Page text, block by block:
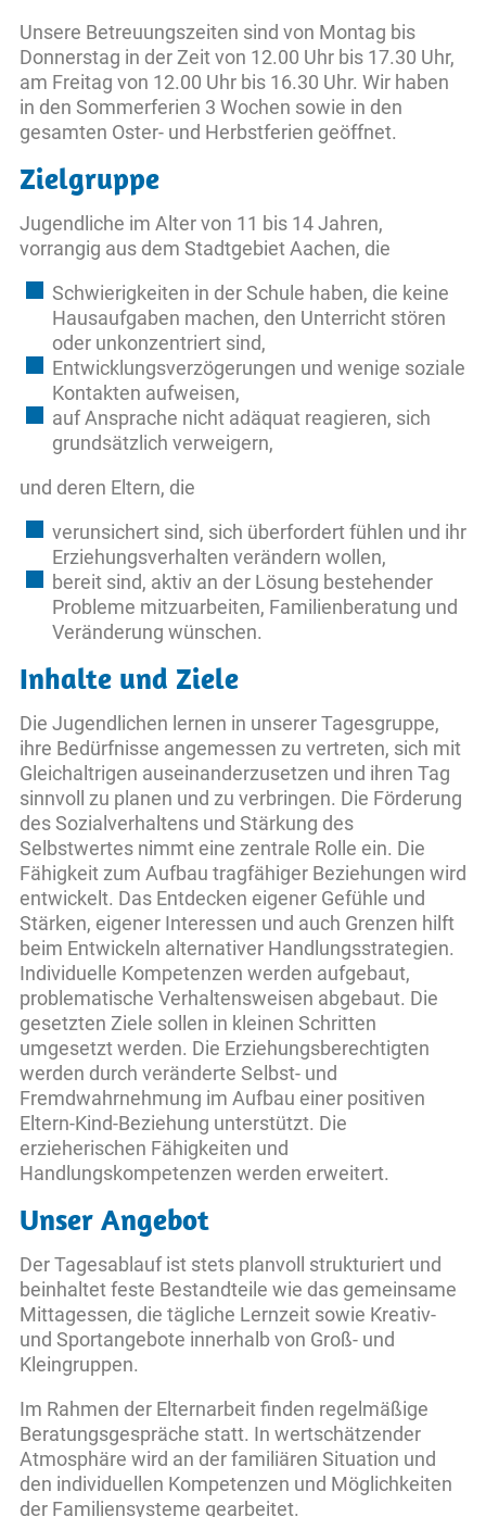
Unsere Betreuungszeiten sind von Montag bis
Donnerstag in der Zeit von 12.00 Uhr bis 17.30 Uhr,
am Freitag von 12.00 Uhr bis 16.30 Uhr. Wir haben
in den Sommerferien 3 Wochen sowie in den
gesamten Oster- und Herbstferien geöffnet.
Zielgruppe
Jugendliche im Alter von 11 bis 14 Jahren,
vorrangig aus dem Stadtgebiet Aachen, die
Schwierigkeiten in der Schule haben, die keine
Hausaufgaben machen, den Unterricht stören
oder unkonzentriert sind,
Entwicklungsverzögerungen und wenige soziale
Kontakten aufweisen,
auf Ansprache nicht adäquat reagieren, sich
grundsätzlich verweigern,
und deren Eltern, die
verunsichert sind, sich überfordert fühlen und ihr
Erziehungsverhalten verändern wollen,
bereit sind, aktiv an der Lösung bestehender
Probleme mitzuarbeiten, Familienberatung und
Veränderung wünschen.
Inhalte und Ziele
Die Jugendlichen lernen in unserer Tagesgruppe,
ihre Bedürfnisse angemessen zu vertreten, sich mit
Gleichaltrigen auseinanderzusetzen und ihren Tag
sinnvoll zu planen und zu verbringen. Die Förderung
des Sozialverhaltens und Stärkung des
Selbstwertes nimmt eine zentrale Rolle ein. Die
Fähigkeit zum Aufbau tragfähiger Beziehungen wird
entwickelt. Das Entdecken eigener Gefühle und
Stärken, eigener Interessen und auch Grenzen hilft
beim Entwickeln alternativer Handlungsstrategien.
Individuelle Kompetenzen werden aufgebaut,
problematische Verhaltensweisen abgebaut. Die
gesetzten Ziele sollen in kleinen Schritten
umgesetzt werden. Die Erziehungsberechtigten
werden durch veränderte Selbst- und
Fremdwahrnehmung im Aufbau einer positiven
Eltern-Kind-Beziehung unterstützt. Die
erzieherischen Fähigkeiten und
Handlungskompetenzen werden erweitert.
Unser Angebot
Der Tagesablauf ist stets planvoll strukturiert und
beinhaltet feste Bestandteile wie das gemeinsame
Mittagessen, die tägliche Lernzeit sowie Kreativ-
und Sportangebote innerhalb von Groß- und
Kleingruppen.
Im Rahmen der Elternarbeit finden regelmäßige
Beratungsgespräche statt. In wertschätzender
Atmosphäre wird an der familiären Situation und
den individuellen Kompetenzen und Möglichkeiten
der Familiensysteme gearbeitet.